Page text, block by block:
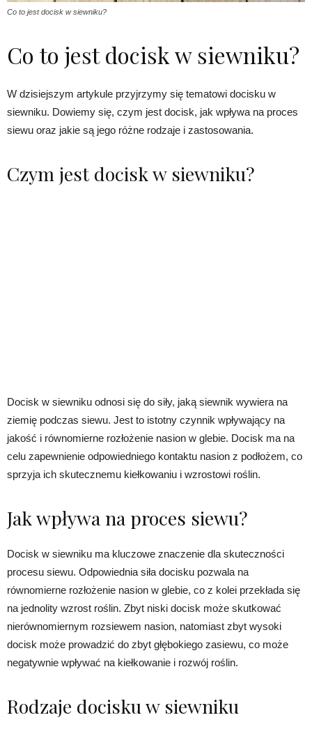
Co to jest docisk w siewniku?
Co to jest docisk w siewniku?
W dzisiejszym artykule przyjrzymy się tematowi docisku w
siewniku. Dowiemy się, czym jest docisk, jak wpływa na proces
siewu oraz jakie są jego różne rodzaje i zastosowania.
Czym jest docisk w siewniku?
Docisk w siewniku odnosi się do siły, jaką siewnik wywiera na
ziemię podczas siewu. Jest to istotny czynnik wpływający na
jakość i równomierne rozłożenie nasion w glebie. Docisk ma na
celu zapewnienie odpowiedniego kontaktu nasion z podłożem, co
sprzyja ich skutecznemu kiełkowaniu i wzrostowi roślin.
Jak wpływa na proces siewu?
Docisk w siewniku ma kluczowe znaczenie dla skuteczności
procesu siewu. Odpowiednia siła docisku pozwala na
równomierne rozłożenie nasion w glebie, co z kolei przekłada się
na jednolity wzrost roślin. Zbyt niski docisk może skutkować
nierównomiernym rozsiewem nasion, natomiast zbyt wysoki
docisk może prowadzić do zbyt głębokiego zasiewu, co może
negatywnie wpływać na kiełkowanie i rozwój roślin.
Rodzaje docisku w siewniku